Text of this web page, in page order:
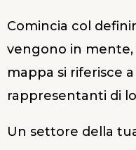
Comincia col
vengono in mente,
mappa si riferisce
rappresentanti di
Un settore della